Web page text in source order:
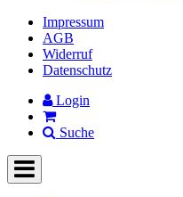
Impressum
AGB
Widerruf
Datenschutz
Login
Suche